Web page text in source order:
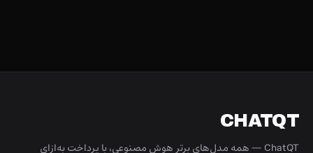
CHATQT
ChatQT — همه مدل‌های برتر هوش مصنوعی، با پرداخت به‌ازای